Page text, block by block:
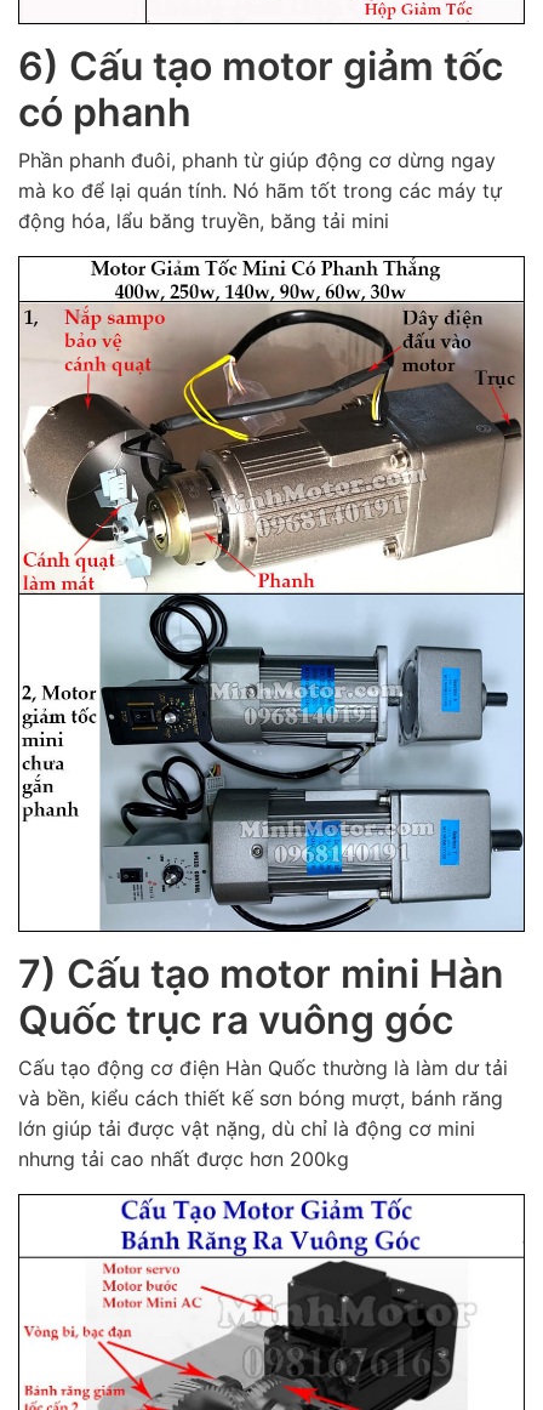
6) Cấu tạo motor giảm tốc
có phanh
Phần phanh đuôi, phanh từ giúp động cơ dừng ngay
mà ko để lại quán tính. Nó hãm tốt trong các máy tự
động hóa, lẩu băng truyền, băng tải mini
7) Cấu tạo motor mini Hàn
Quốc trục ra vuông góc
Cấu tạo động cơ điện Hàn Quốc thường là làm dư tải
và bền, kiểu cách thiết kế sơn bóng mượt, bánh răng
lớn giúp tải được vật nặng, dù chỉ là động cơ mini
nhưng tải cao nhất được hơn 200kg